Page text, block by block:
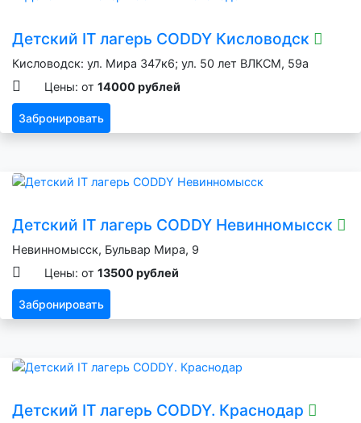
Детский IT лагерь CODDY Кисловодск
Кисловодск: ул. Мира 347к6; ул. 50 лет ВЛКСМ, 59а
Цены: от 14000 рублей
Забронировать
Детский IT лагерь CODDY Невинномысск
Невинномысск, Бульвар Мира, 9
Цены: от 13500 рублей
Забронировать
Детский IT лагерь CODDY. Краснодар